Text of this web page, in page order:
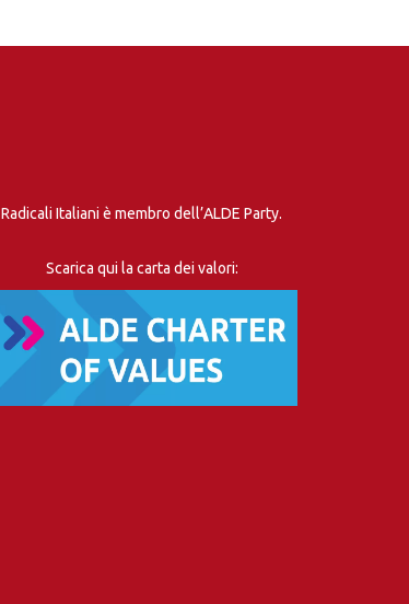
Radicali Italiani è membro dell’ALDE Party.
Scarica qui la carta dei valori: